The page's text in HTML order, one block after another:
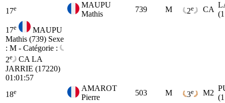
17e
MAUPU
Mathis
739 M 2e CA
17e
MAUPU
Mathis (739) Sexe
: M - Catégorie :
2e CA LA
JARRIE (17220)
01:01:57
18e
AMAROT
Pierre
503 M 3e M2